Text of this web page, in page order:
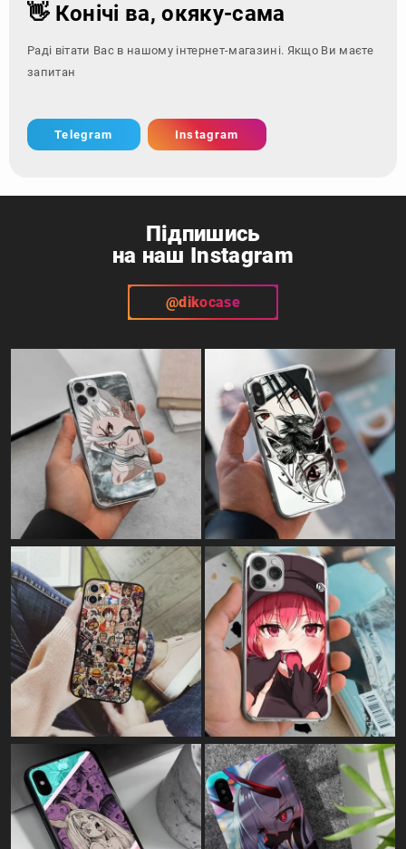
👋 Конічі ва, окяку-сама
Раді вітати Вас в нашому інтернет-магазині. Якщо Ви маєте
запитання - зверніт
Telegram Instagram
Підпишись
на наш Instagram
@dikocase